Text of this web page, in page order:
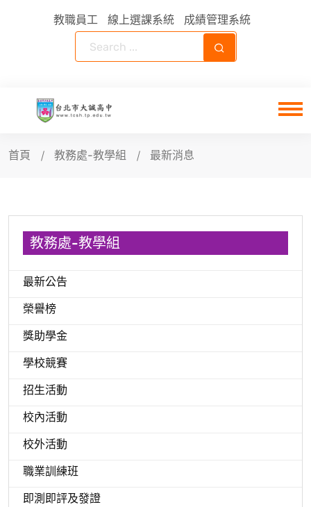
教職員工 線上選課系統 成績管理系統
首頁 教務處-教學組 最新消息
教務處-教學組
最新公告
榮譽榜
獎助學金
學校競賽
招生活動
校內活動
校外活動
職業訓練班
即測即評及發證